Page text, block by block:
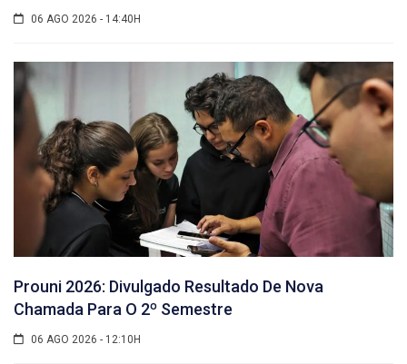
06 AGO 2026 - 14:40H
Prouni 2026: Divulgado Resultado De Nova
Chamada Para O 2º Semestre
06 AGO 2026 - 12:10H